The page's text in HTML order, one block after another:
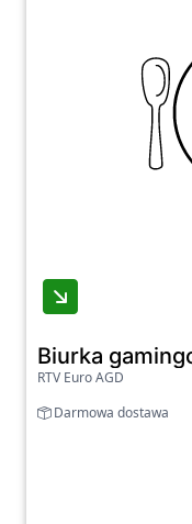
Biurka
RTV Euro AGD
Darmowa dostawa